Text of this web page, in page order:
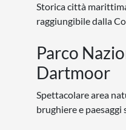
Storica città
raggiungibile dalla
Parco
Dartmoor
Spettacolare area
brughiere e paesaggi